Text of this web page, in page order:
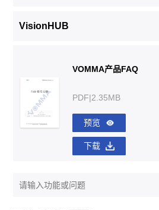
VisionHUB
VOMMA产品FAQ
PDF|2.35MB
预览
下载